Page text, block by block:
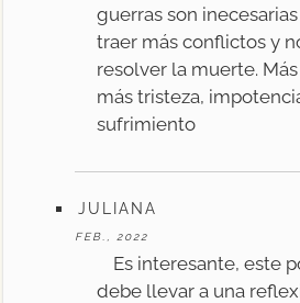
guerras son
traer más conflictos y
resolver la muerte.
más tristeza,
sufrimiento
JULIANA
FEB., 2022
Es interesante, este
debe llevar a una